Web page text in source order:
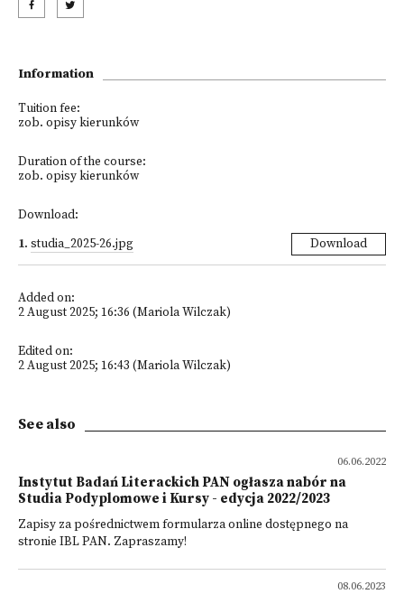
Information
Tuition fee:
zob. opisy kierunków
Duration of the course:
zob. opisy kierunków
Download:
1. studia_2025-26.jpg Download
Added on:
2 August 2025; 16:36 (Mariola Wilczak)
Edited on:
2 August 2025; 16:43 (Mariola Wilczak)
See also
06.06.2022
Instytut Badań Literackich PAN ogłasza nabór na
Studia Podyplomowe i Kursy - edycja 2022/2023
Zapisy za pośrednictwem formularza online dostępnego na
stronie IBL PAN. Zapraszamy!
08.06.2023